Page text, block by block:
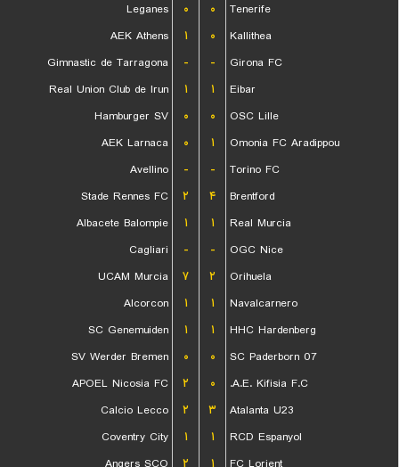
Leganes
۰ ۰
Tenerife
AEK Athens
۱ ۰
Kallithea
Gimnastic de Tarragona
- -
Girona FC
Real Union Club de Irun
۱ ۱
Eibar
Hamburger SV
۰ ۰
OSC Lille
AEK Larnaca
۰ ۱
Omonia FC Aradippou
Avellino
- -
Torino FC
Stade Rennes FC
۲ ۴
Brentford
Albacete Balompie
۱ ۱
Real Murcia
Cagliari
- -
OGC Nice
UCAM Murcia
۷ ۲
Orihuela
Alcorcon
۱ ۱
Navalcarnero
SC Genemuiden
۱ ۱
HHC Hardenberg
SV Werder Bremen
۰ ۰
SC Paderborn 07
APOEL Nicosia FC
۲ ۰
A.E. Kifisia F.C.
Calcio Lecco
۲ ۳
Atalanta U23
Coventry City
۱ ۱
RCD Espanyol